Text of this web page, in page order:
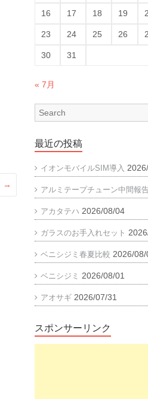
→
16 17 18 19
23 24 25 26
30 31
« 7月
最近の投稿
イオンモバイルSIM導入
アルミテープチューン中間報
アカタテハ 2026/08/04
ガラスのお手入れセット
ベニシジミ春夏比較 2026/08/
ベニシジミ 2026/08/01
アオサギ 2026/07/31
スポンサーリンク